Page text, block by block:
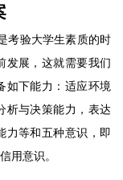
考验大学生素质的时
发展，这就需要我们
如下能力：适应环境
析与决策能力，表达
力等和五种意识，即
信用意识。